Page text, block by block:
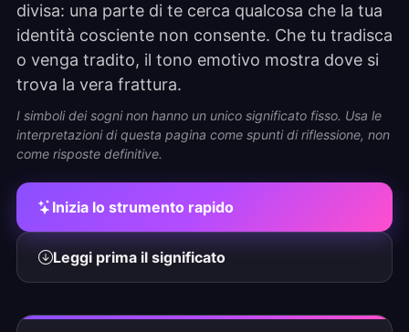
divisa: una parte di te cerca qualcosa che la tua
identità cosciente non consente. Che tu tradisca
o venga tradito, il tono emotivo mostra dove si
trova la vera frattura.
I simboli dei sogni non hanno un unico significato fisso. Usa le
interpretazioni di questa pagina come spunti di riflessione, non
come risposte definitive.
Inizia lo strumento rapido
Leggi prima il significato